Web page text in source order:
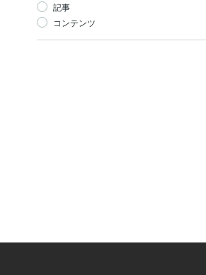
記事
コンテンツ